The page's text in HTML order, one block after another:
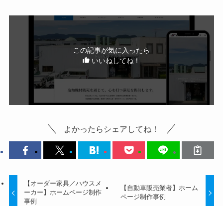
この記事が気に入ったら
いいねしてね！
よかったらシェアしてね！
【オーダー家具／ハウスメ
ーカー】ホームページ制作
事例
【自動車販売業者】ホーム
ページ制作事例